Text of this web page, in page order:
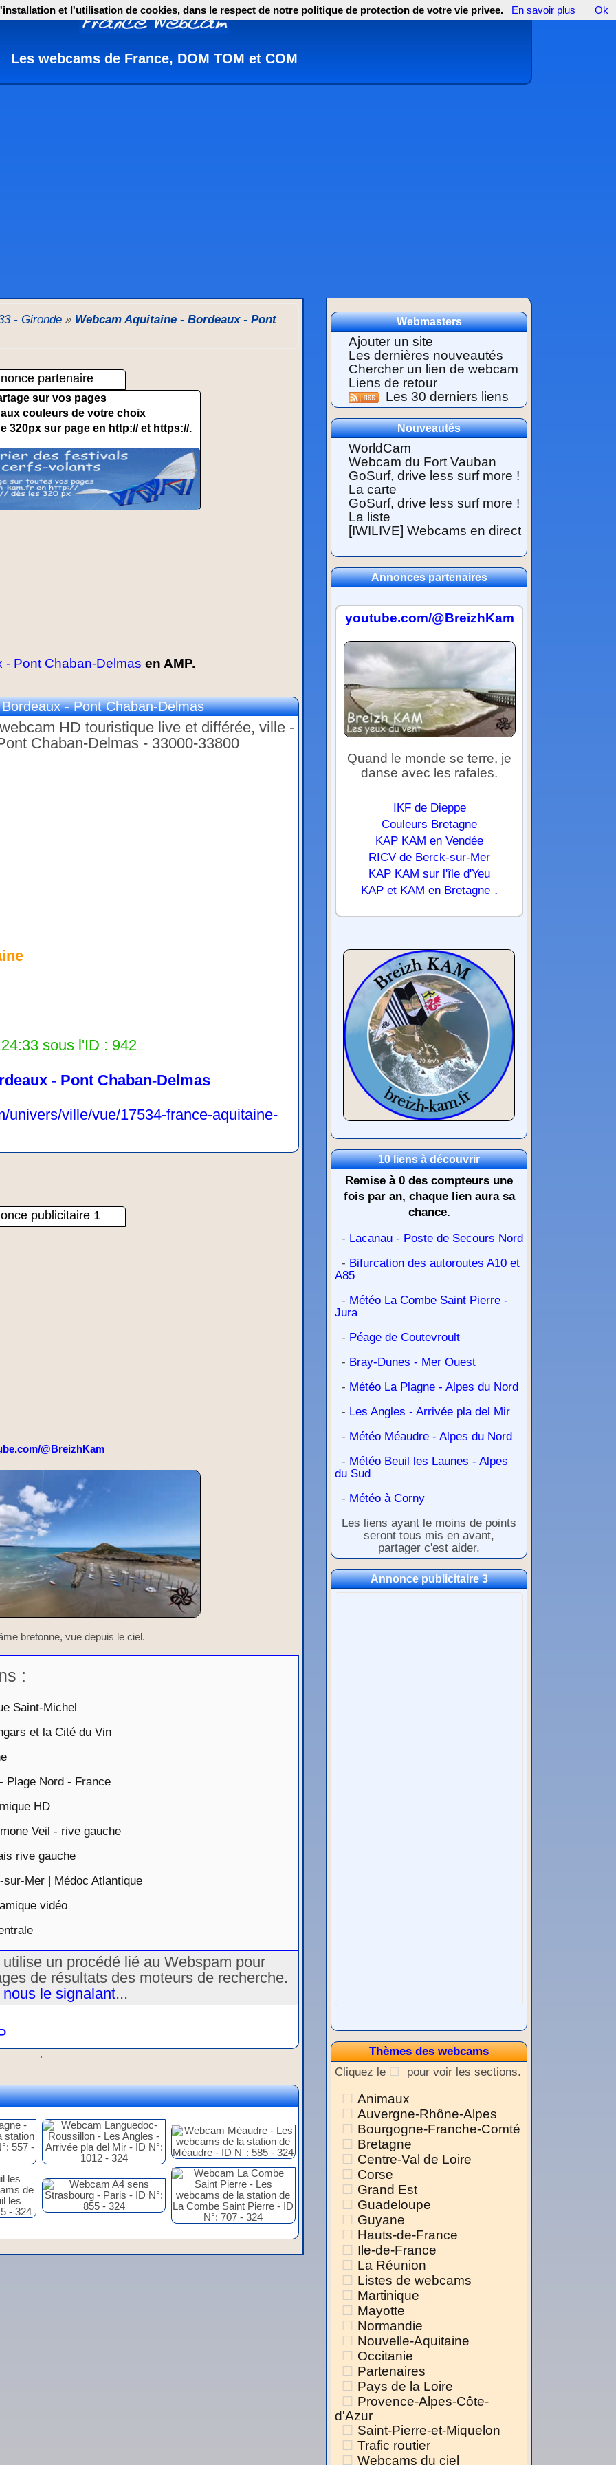
Les webcams de France, DOM TOM et COM
- Gironde » Webcam Aquitaine - Bordeaux - Pont
partenaire
sur vos pages
couleurs de votre choix
320px sur page en http:// et https://.
- Pont Chaban-Delmas en AMP.
- Pont Chaban-Delmas
HD touristique live et différée, ville -
Chaban-Delmas - 33000-33800
sous l'ID : 942
- Pont Chaban-Delmas
univers/ville/vue/17534-france-aquitaine-
publicitaire 1
@BreizhKam
bretonne, vue depuis le ciel.
:
Saint-Michel
et la Cité du Vin
Plage Nord - France
HD
Veil - rive gauche
rive gauche
Mer | Médoc Atlantique
vidéo
un procédé lié au Webspam pour
de résultats des moteurs de recherche.
le signalant...
.
Webmasters
Ajouter un site
Les dernières nouveautés
Chercher un lien de webcam
Liens de retour
Les 30 derniers liens
Nouveautés
WorldCam
Webcam du Fort Vauban
GoSurf, drive less surf more !
La carte
GoSurf, drive less surf more !
La liste
[IWILIVE] Webcams en direct
Annonces partenaires
youtube.com/@BreizhKam
Quand le monde se terre, je
danse avec les rafales.
IKF de Dieppe
Couleurs Bretagne
KAP KAM en Vendée
RICV de Berck-sur-Mer
KAP KAM sur l'île d'Yeu
KAP et KAM en Bretagne .
10 liens à découvrir
Remise à 0 des compteurs une
fois par an, chaque lien aura sa
chance.
- Lacanau - Poste de Secours Nord
- Bifurcation des autoroutes A10 et
A85
- Météo La Combe Saint Pierre -
Jura
- Péage de Coutevroult
- Bray-Dunes - Mer Ouest
- Météo La Plagne - Alpes du Nord
- Les Angles - Arrivée pla del Mir
- Météo Méaudre - Alpes du Nord
- Météo Beuil les Launes - Alpes
du Sud
- Météo à Corny
Les liens ayant le moins de points
seront tous mis en avant,
partager c'est aider.
Annonce publicitaire 3
Thèmes des webcams
Cliquez le
pour voir les sections.
Animaux
Auvergne-Rhône-Alpes
Bourgogne-Franche-Comté
Bretagne
Centre-Val de Loire
Corse
Grand Est
Guadeloupe
Guyane
Hauts-de-France
Ile-de-France
La Réunion
Listes de webcams
Martinique
Mayotte
Normandie
Nouvelle-Aquitaine
Occitanie
Partenaires
Pays de la Loire
Provence-Alpes-Côte-
d'Azur
Saint-Pierre-et-Miquelon
Trafic routier
Webcams du ciel
et l'utilisation de cookies, dans le respect de notre politique de protection de votre vie privee. En savoir plus Ok